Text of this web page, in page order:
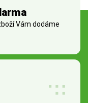
Vám dodáme